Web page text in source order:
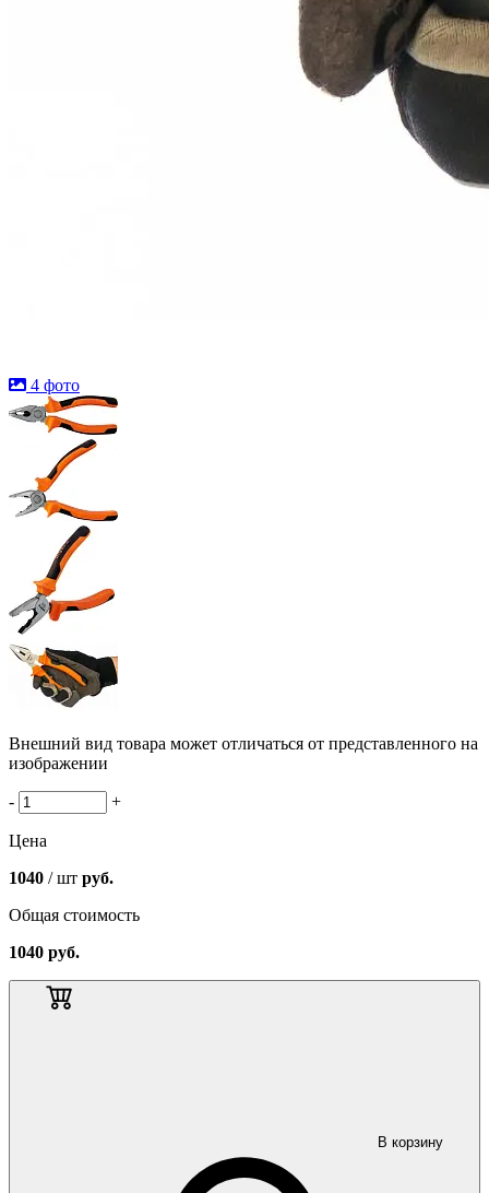
4 фото
Внешний вид товара может отличаться от представленного на
изображении
- +
Цена
1040 / шт руб.
Общая стоимость
1040 руб.
В корзину